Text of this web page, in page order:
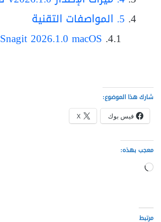
5. المواصفات التقنية
Snagit 2026.1.0 macOS
شارك هذا الموضوع:
فيس بوك X
معجب بهذه:
جاري
مرتبط